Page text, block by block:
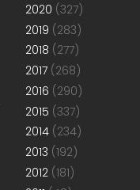
2020 (327)
2019 (283)
2018 (277)
2017 (268)
2016 (290)
2015 (337)
2014 (234)
2013 (192)
2012 (181)